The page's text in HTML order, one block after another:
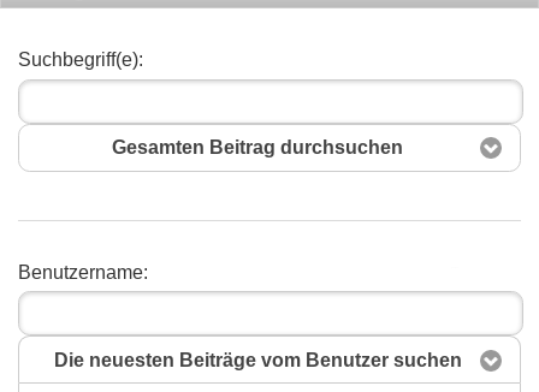
Suchbegriff(e):
Gesamten Beitrag durchsuchen
Benutzername:
Die neuesten Beiträge vom Benutzer suchen